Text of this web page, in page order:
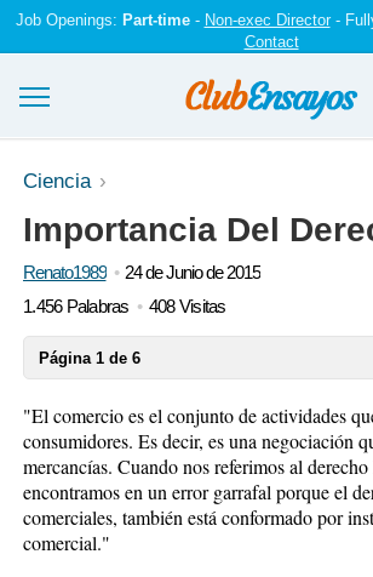
Job Openings: Part-time- Non-exec Director-
Contact
Ensayos y trabajos
Registrarse
Iniciar sesión
Ciencia
Importancia Del
Renato1989
24 de Junio de 2015
1.456 Palabras
408 Visitas
Página 1 de 6
"El comercio es el conjunto de actividades
consumidores. Es decir, es una negociación
mercancías. Cuando nos referimos al
encontramos en un error garrafal porque el
comerciales, también está conformado por
comercial."